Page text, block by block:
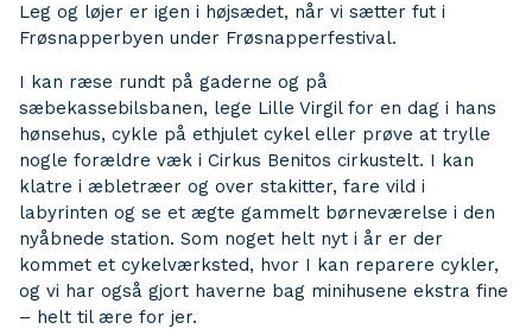
Leg og løjer er igen i højsædet, når vi sætter fut i
Frøsnapperbyen under Frøsnapperfestival.
I kan ræse rundt på gaderne og på
sæbekassebilsbanen, lege Lille Virgil for en dag i hans
hønsehus, cykle på ethjulet cykel eller prøve at trylle
nogle forældre væk i Cirkus Benitos cirkustelt. I kan
klatre i æbletræer og over stakitter, fare vild i
labyrinten og se et ægte gammelt børneværelse i den
nyåbnede station. Som noget helt nyt i år er der
kommet et cykelværksted, hvor I kan reparere cykler,
og vi har også gjort haverne bag minihusene ekstra fine
– helt til ære for jer.